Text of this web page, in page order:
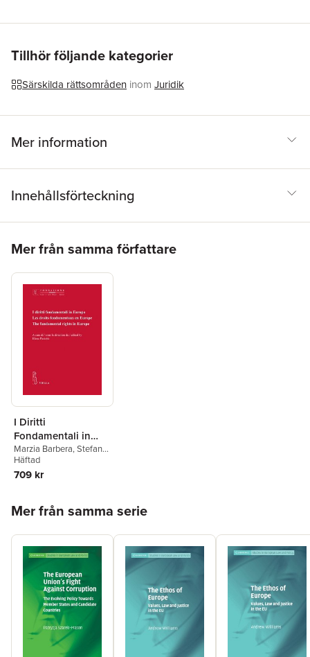
ISBN
9780521108133
Tillhör följande kategorier
Särskilda rättsområden inom Juridik
Mer information
Innehållsförteckning
Mer från samma författare
I Diritti
Fondamentali in
Europa: Les Droits
Fondamentaux En
Europe. the
in Europe
Marzia Barbera, Stefano
Giubboni
Häftad
709 kr
Mer från samma serie